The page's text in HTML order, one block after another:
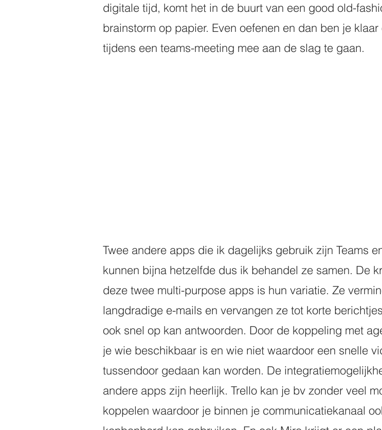
digitale tijd, komt het in de buurt van een good old-
brainstorm op papier. Even oefenen en dan ben je klaar
tijdens een teams-meeting mee aan de slag te gaan.
Twee andere apps die ik dagelijks gebruik zijn Teams
kunnen bijna hetzelfde dus ik behandel ze samen. De
deze twee multi-purpose apps is hun variatie. Ze
langdradige e-mails en vervangen ze tot korte
ook snel op kan antwoorden. Door de koppeling met
je wie beschikbaar is en wie niet waardoor een snelle
tussendoor gedaan kan worden. De
andere apps zijn heerlijk. Trello kan je bv zonder veel
koppelen waardoor je binnen je communicatiekanaal